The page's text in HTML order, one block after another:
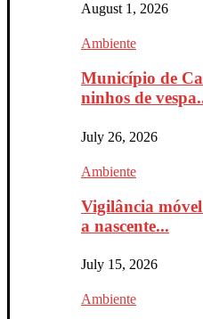
August 1, 2026
Ambiente
Município de
ninhos de
July 26, 2026
Ambiente
Vigilância
a nascente...
July 15, 2026
Ambiente